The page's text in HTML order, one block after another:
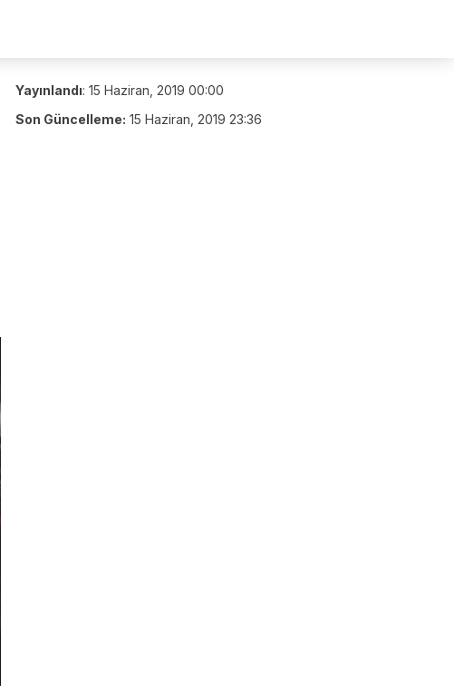
Yayınlandı: 15 Haziran, 2019 00:00
Son Güncelleme: 15 Haziran, 2019 23:36